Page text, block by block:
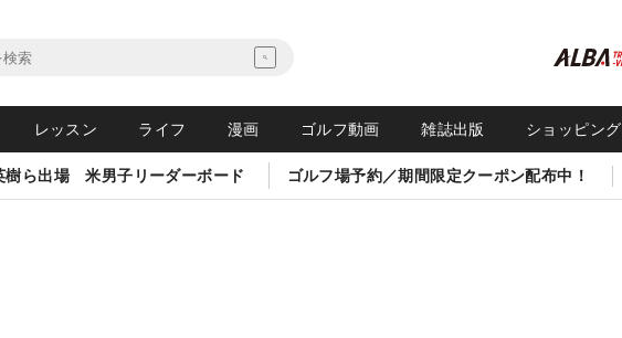
レッスン ライフ 漫画 ゴルフ動画 雑誌出版 ショッピング
樹ら出場 米男子リーダーボード ゴルフ場予約／期間限定クーポン配布中！